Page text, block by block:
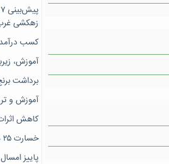
زهکشی
کسب
آموزش،
برداشت برنج از ۵۵ درصد اراضی
آموزش و
کاهش
خسارت ۲۵ درصدی علف‌های هرز به محصولات کشاورزی